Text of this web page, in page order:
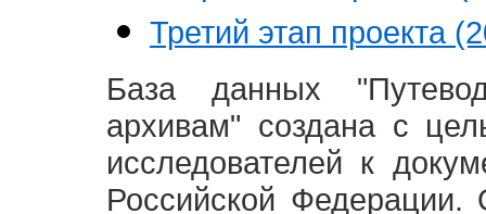
Третий этап проекта
База данных
архивам" создана с
исследователей к
Российской